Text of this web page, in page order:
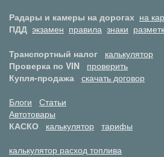
Радары и камеры на дорогах на
ПДД экзамен правила знаки
Транспортный налог
калькулятор
Проверка по VIN
проверить
Купля-продажа скачать договор
Блоги
Статьи
Автотовары
КАСКО
калькулятор тарифы
калькулятор расход топлива